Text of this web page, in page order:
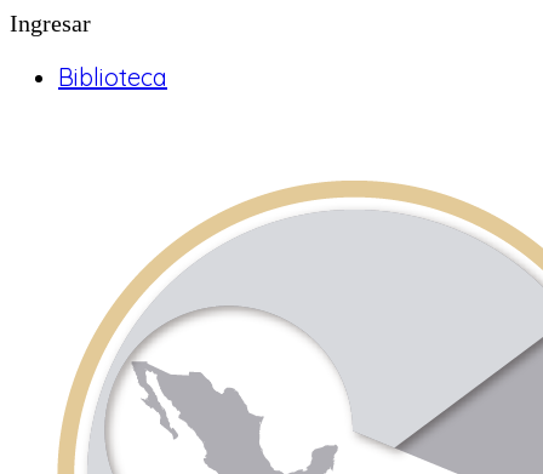
Ingresar
Biblioteca